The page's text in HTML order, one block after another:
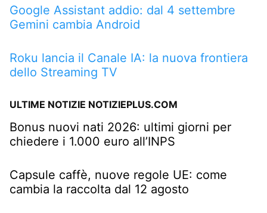
Google Assistant addio: dal 4 settembre
Gemini cambia Android
Roku lancia il Canale IA: la nuova frontiera
dello Streaming TV
ULTIME NOTIZIE NOTIZIEPLUS.COM
Bonus nuovi nati 2026: ultimi giorni per
chiedere i 1.000 euro all’INPS
Capsule caffè, nuove regole UE: come
cambia la raccolta dal 12 agosto